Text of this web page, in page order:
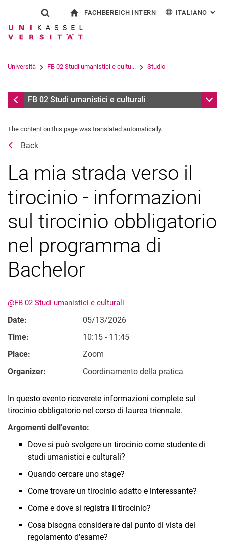
Jump directly to: content
Jump directly to: search
Jump directly to: main
Show search form
Search term
Search (opens an external link in a
FACHBEREICH INTERN ITALIANO :
Università FB 02 Studi umanistici e cultu... Studio
Coordinamento della pratica
FB 02 Studi umanistici e culturali Sub
All'università
Fine del programma di studio
Ordinati per argomento
The content on this page was translated automatically.
Back
La mia strada verso il
tirocinio - informazioni
sul tirocinio obbligatorio
nel programma di
Bachelor
@FB 02 Studi umanistici e culturali
Date:
05/13/2026
Time:
10:15 - 11:45
Place:
Zoom
Organizer:
Coordinamento della pratica
In questo evento riceverete informazioni complete sul
tirocinio obbligatorio nel corso di laurea triennale.
Argomenti dell'evento:
Dove si può svolgere un tirocinio come studente di
studi umanistici e culturali?
Quando cercare uno stage?
Come trovare un tirocinio adatto e interessante?
Come e dove si registra il tirocinio?
Cosa bisogna considerare dal punto di vista del
regolamento d'esame?